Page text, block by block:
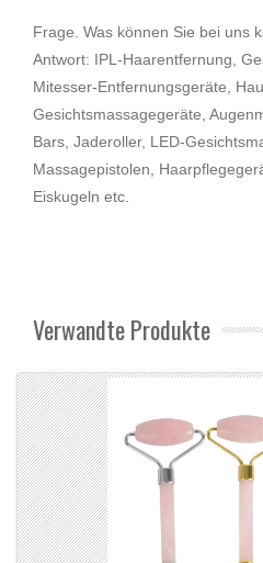
Frage. Was können Sie bei uns
Antwort: IPL-Haarentfernung,
Mitesser-Entfernungsgeräte,
Gesichtsmassagegeräte,
Bars, Jaderoller, LED-
Massagepistolen,
Eiskugeln etc.
Verwandte Produkte